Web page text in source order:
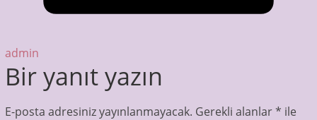
admin
Bir yanıt yazın
E-posta adresiniz yayınlanmayacak. Gerekli alanlar* ile